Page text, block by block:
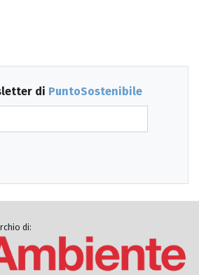
di PuntoSostenibile
di: